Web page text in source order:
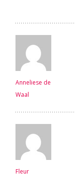
Anneliese de
Waal
Fleur